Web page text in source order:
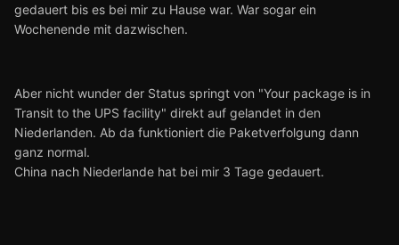
gedauert bis es bei mir zu Hause war. War sogar ein
Wochenende mit dazwischen.
Aber nicht wunder der Status springt von "Your package is in
Transit to the UPS facility" direkt auf gelandet in den
Niederlanden. Ab da funktioniert die Paketverfolgung dann
ganz normal.
China nach Niederlande hat bei mir 3 Tage gedauert.